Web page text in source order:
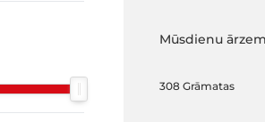
Mūsdienu
308 Grāmatas